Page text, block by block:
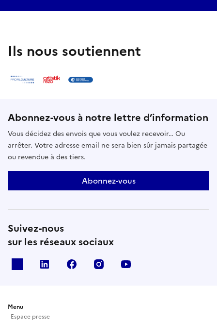
Ils nous soutiennent
Abonnez-vous à notre lettre d’information
Vous décidez des envois que vous voulez recevoir… Ou
arrêter. Votre adresse email ne sera bien sûr jamais partagée
ou revendue à des tiers.
Abonnez-vous
Suivez-nous
sur les réseaux sociaux
Linkedin Facebook Instagram
Menu
Espace presse